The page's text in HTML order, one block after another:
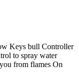
Keys bull Controller
to spray water
from flames On